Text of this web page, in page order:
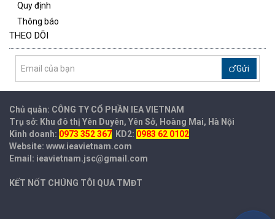
Quy định
Thông báo
THEO DÕI
Gửi
Chủ quản: CÔNG TY CỔ PHẦN IEAVIETNAM
Trụ sở: Khu đô thị Yên Duyên, Yên Sở, Hoàng Mai, Hà Nội
Kinh doanh: 0973 352 367 KD2: 0983 62 0102
Website: www.ieavietnam.com
Email: ieavietnam.jsc@gmail.com
KẾT NỐT CHÚNG TÔI QUA TMĐT